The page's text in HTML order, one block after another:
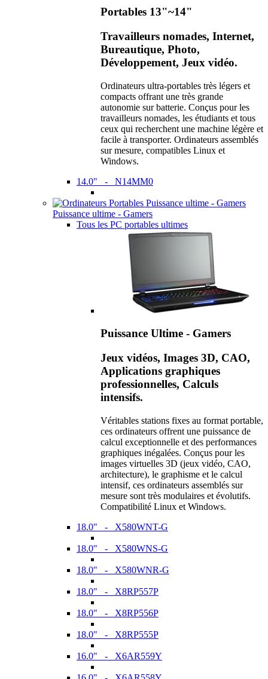
Portables 13"~14"
Travailleurs nomades, Internet,
Bureautique, Photo,
Développement, Jeux vidéo.
Ordinateurs ultra-portables très légers et
compacts offrant une très grande
autonomie sur batterie. Conçus pour les
travailleurs nomades, les étudiants et tous
ceux qui recherchent une machine légère et
facile à transporter. Ordinateurs assemblés
sur mesure, compatibles Linux et
Windows.
14.0" - N14MM0
Puissance ultime - Gamers
Tous les PC portables ultimes
Puissance Ultime - Gamers
Jeux vidéos, Images 3D, CAO,
Applications graphiques
professionnelles, Calculs
intensifs.
Véritables stations fixes au format portable,
ces ordinateurs offrent une puissance de
calcul exceptionnelle et des performances
graphiques inégalées. Conçus pour les
images virtuelles 3D (jeux vidéo, CAO,
architecture), le graphisme et le calcul
intensif, ces ordinateurs assemblés sur
mesure sont très modulaires et évolutifs.
Compatibilité Linux et Windows.
18.0" - X580WNT-G
18.0" - X580WNS-G
18.0" - X580WNR-G
18.0" - X8RP557P
18.0" - X8RP556P
18.0" - X8RP555P
16.0" - X6AR559Y